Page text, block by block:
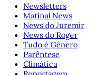
Newsletters
Matinal News
News do Juremir
News do Roger
Tudo é Gênero
Parêntese
Climática